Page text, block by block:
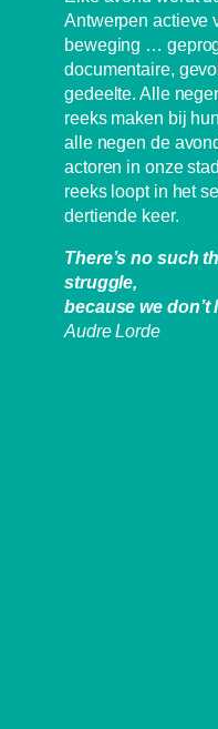
Antwerpen actieve
beweging …
documentaire,
gedeelte. Alle
reeks maken bij
alle negen de
actoren in onze
reeks loopt in het
dertiende keer.
There’s no such
struggle,
because we
Audre Lorde